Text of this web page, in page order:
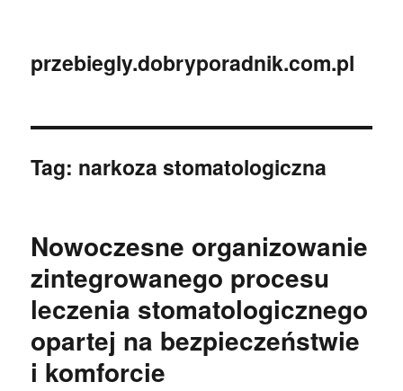
przebiegly.dobryporadnik.com.pl
Tag: narkoza stomatologiczna
Nowoczesne organizowanie
zintegrowanego procesu
leczenia stomatologicznego
opartej na bezpieczeństwie
i komforcie